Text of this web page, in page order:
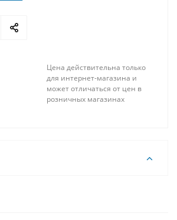
Цена действительна только
для интернет-магазина и
может отличаться от цен в
розничных магазинах